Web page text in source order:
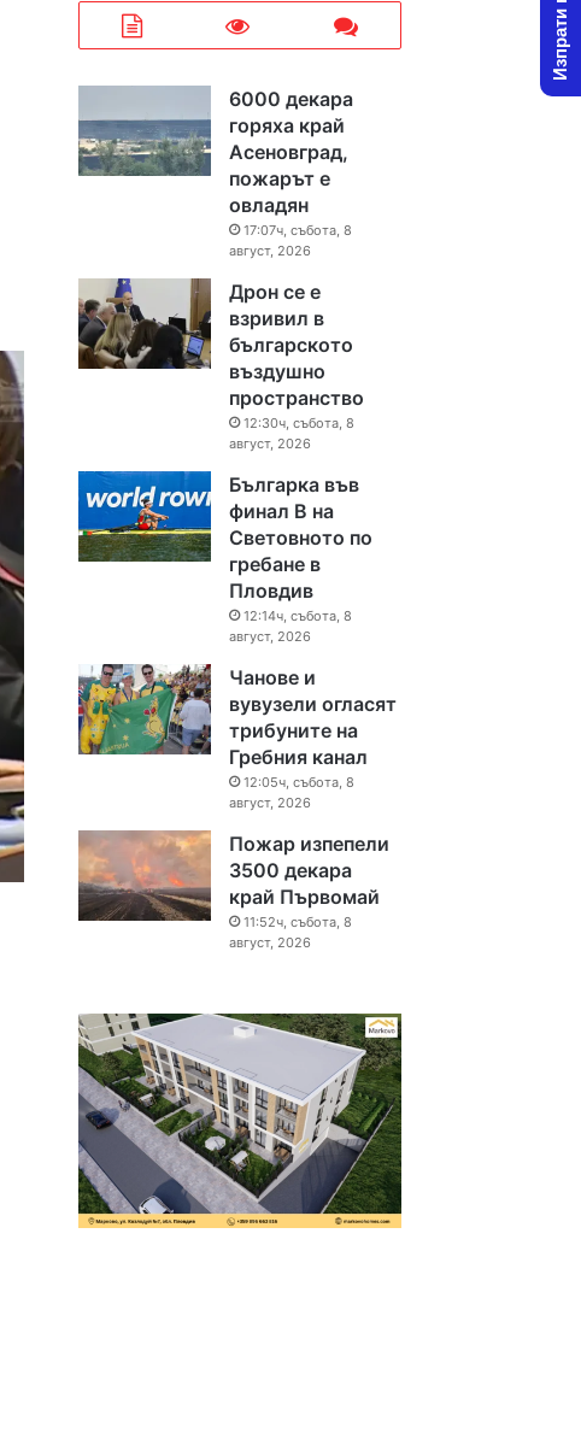
6000 декара
горяха край
Асеновград,
пожарът е
овладян
17:07ч, събота, 8
август, 2026
Дрон се е
взривил в
българското
въздушно
пространство
12:30ч, събота, 8
август, 2026
Българка във
финал B на
Световното по
гребане в
Пловдив
12:14ч, събота, 8
август, 2026
Чанове и
вувузели огласят
трибуните на
Гребния канал
12:05ч, събота, 8
август, 2026
Пожар изпепели
3500 декара
край Първомай
11:52ч, събота, 8
август, 2026